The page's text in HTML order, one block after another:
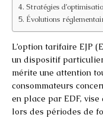
Stratégies
Évolutions
L’option tarifaire EJP
un dispositif
mérite une attention
consommateurs
en place par EDF,
lors des périodes de